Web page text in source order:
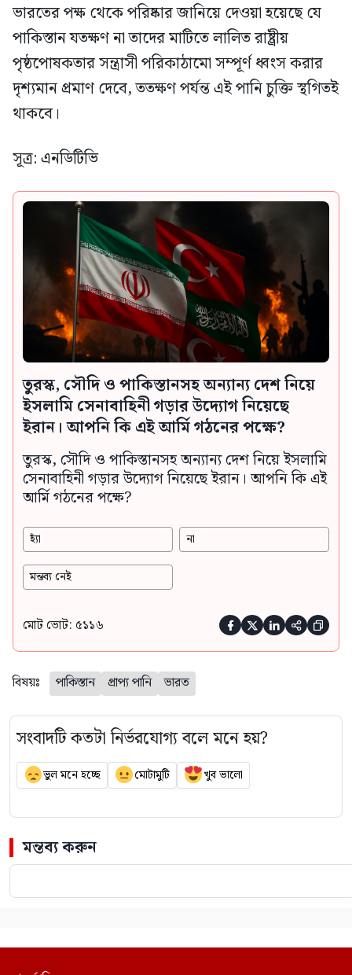
ভারতের পক্ষ থেকে পরিষ্কার জানিয়ে দেওয়া হয়েছে যে
পাকিস্তান যতক্ষণ না তাদের মাটিতে লালিত রাষ্ট্রীয়
পৃষ্ঠপোষকতার সন্ত্রাসী পরিকাঠামো সম্পূর্ণ ধ্বংস করার
দৃশ্যমান প্রমাণ দেবে, ততক্ষণ পর্যন্ত এই পানি চুক্তি স্থগিতই
থাকবে।
সূত্র: এনডিটিভি
তুরস্ক, সৌদি ও পাকিস্তানসহ অন্যান্য দেশ নিয়ে
ইসলামি সেনাবাহিনী গড়ার উদ্যোগ নিয়েছে
ইরান। আপনি কি এই আর্মি গঠনের পক্ষে?
তুরস্ক, সৌদি ও পাকিস্তানসহ অন্যান্য দেশ নিয়ে ইসলামি
সেনাবাহিনী গড়ার উদ্যোগ নিয়েছে ইরান। আপনি কি এই
আর্মি গঠনের পক্ষে?
হ্যাঁ না
মন্তব্য নেই
মোট ভোট: ৫১১৬     
বিষয়ঃ পাকিস্তান প্রাপ্য পানি ভারত
সংবাদটি কতটা নির্ভরযোগ্য বলে মনে হয়?
ভুল মনে হচ্ছে মোটামুটি খুব ভালো
মন্তব্য করুন